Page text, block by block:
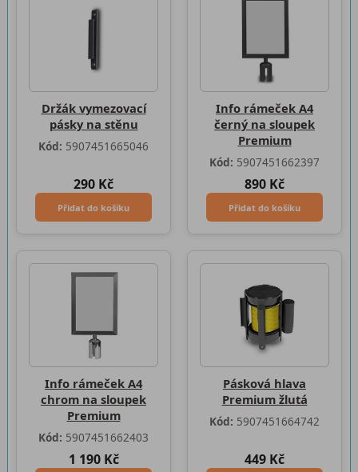
Držák vymezovací
pásky na stěnu
Kód: 5907451665046
290 Kč
Přidat do košíku
Info rámeček A4
černý na sloupek
Premium
Kód: 5907451662397
890 Kč
Přidat do košíku
Info rámeček A4
chrom na sloupek
Premium
Kód: 5907451662403
1 190 Kč
Pásková hlava
Premium žlutá
Kód: 5907451664742
449 Kč